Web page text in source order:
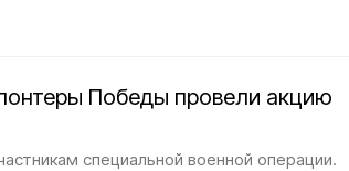
Победы провели акцию
специальной военной операции.